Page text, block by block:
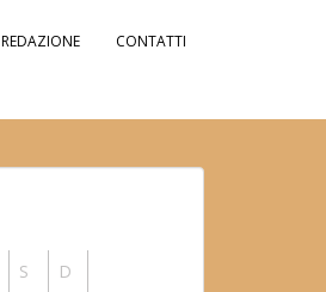
REDAZIONE CONTATTI
S
D